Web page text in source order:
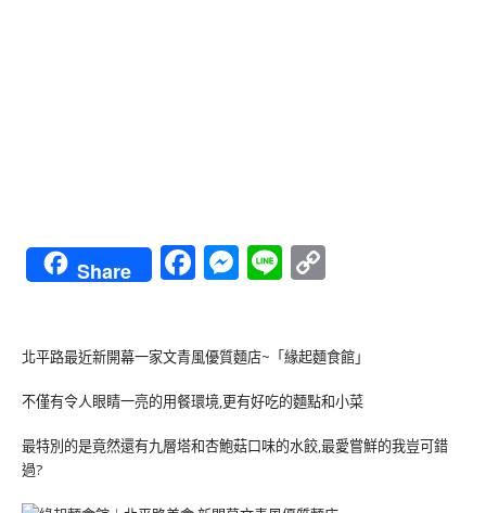
Share Facebook
Messenger
Line
北平路最近新開幕一家文青風優質麵店~「緣起麵食館」
不僅有令人眼睛一亮的用餐環境,更有好吃的麵點和小菜
最特別的是竟然還有九層塔和杏鮑菇口味的水餃,最愛嘗鮮的我豈可錯
過?